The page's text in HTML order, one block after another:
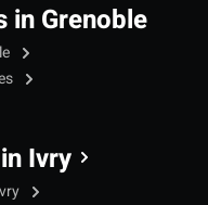
in Grenoble
Ivry